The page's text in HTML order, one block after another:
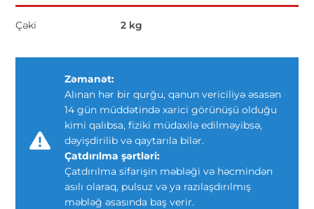
Çəki 2 kg
Zəmanət:
Alınan hər bir qurğu, qanun vericiliyə əsasən
14 gün müddətində xarici görünüşü olduğu
kimi qalıbsa, fiziki müdaxilə edilməyibsə,
dəyişdirilib və qaytarıla bilər.
Çatdırılma şərtləri:
Çatdırılma sifarişin məbləği və həcmindən
asılı olaraq, pulsuz və ya razılaşdırılmış
məbləğ əsasında baş verir.